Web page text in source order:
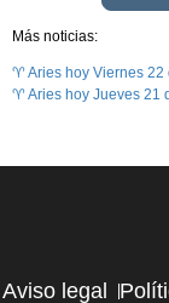
Más noticias:
♈ Aries hoy Viernes 22
♈ Aries hoy Jueves 21
Aviso legal